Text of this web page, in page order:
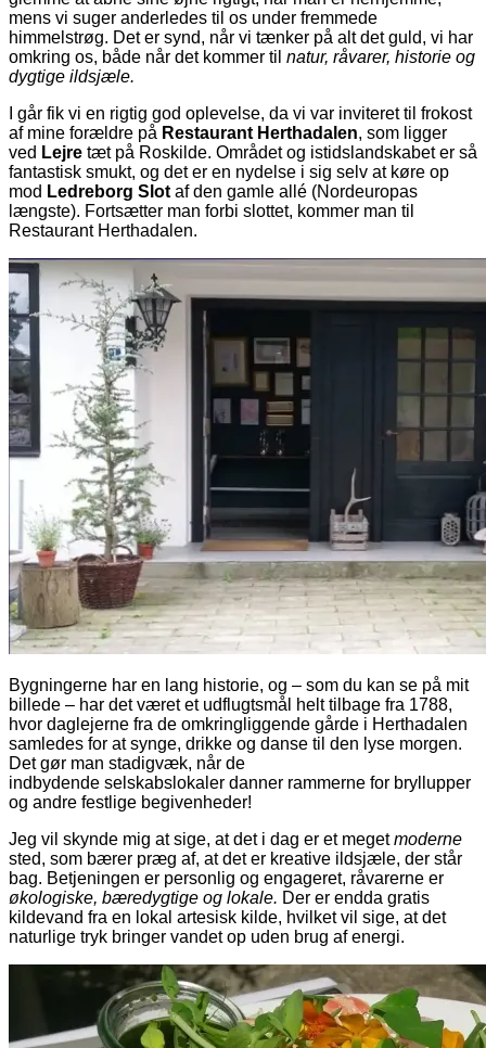
mens vi suger anderledes til os under fremmede
himmelstrøg. Det er synd, når vi tænker på alt det guld, vi har
omkring os, både når det kommer til natur, råvarer, historie og
dygtige ildsjæle.
I går fik vi en rigtig god oplevelse, da vi var inviteret til frokost
af mine forældre på Restaurant Herthadalen, som ligger
ved Lejre tæt på Roskilde. Området og istidslandskabet er så
fantastisk smukt, og det er en nydelse i sig selv at køre op
mod Ledreborg Slot af den gamle allé (Nordeuropas
længste). Fortsætter man forbi slottet, kommer man til
Restaurant Herthadalen.
Bygningerne har en lang historie, og – som du kan se på mit
billede – har det været et udflugtsmål helt tilbage fra 1788,
hvor daglejerne fra de omkringliggende gårde i Herthadalen
samledes for at synge, drikke og danse til den lyse morgen.
Det gør man stadigvæk, når de
indbydende selskabslokaler danner rammerne for bryllupper
og andre festlige begivenheder!
Jeg vil skynde mig at sige, at det i dag er et megetmoderne
sted, som bærer præg af, at det er kreative ildsjæle, der står
bag. Betjeningen er personlig og engageret, råvarerne er
økologiske, bæredygtige og lokale. Der er endda gratis
kildevand fra en lokal artesisk kilde, hvilket vil sige, at det
naturlige tryk bringer vandet op uden brug af energi.